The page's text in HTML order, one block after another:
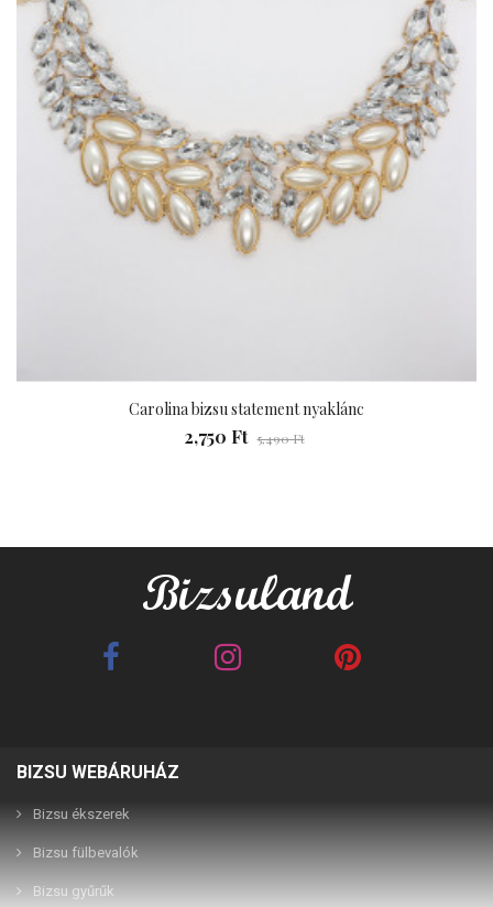
Carolina bizsu statement nyaklánc
2,750 Ft 5,490 Ft
Best Friends barna 2in1
2,990 Ft
BIZSU WEBÁRUHÁZ
Bizsu ékszerek
Bizsu fülbevalók
Bizsu gyűrűk